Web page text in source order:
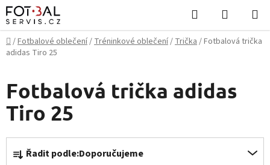
Přejít
na
obsah
Hledat
KOŠÍK
Domů
/Fotbalové oblečení/Tréninkové oblečení/Trička/Fotbalová trička
adidas Tiro 25
Fotbalová trička adidas
Tiro 25
Ř
Řadit podle:Doporučujeme